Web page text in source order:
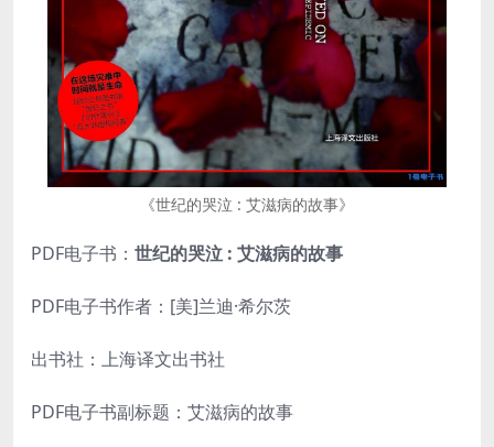
《世纪的哭泣 : 艾滋病的故事》
PDF电子书： 世纪的哭泣 : 艾滋病的故事
PDF电子书作者：[美]兰迪·希尔茨
出书社：上海译文出书社
PDF电子书副标题：艾滋病的故事